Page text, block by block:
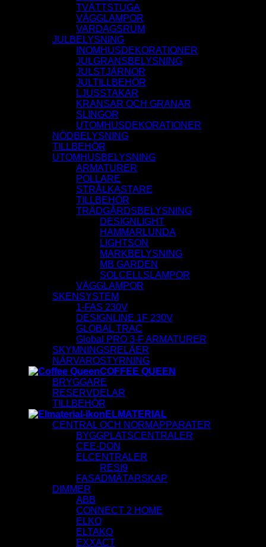
TVÄTTSTUGA
VÄGGLAMPOR
VARDAGSRUM
JULBELYSNING
INOMHUSDEKORATIONER
JULGRANSBELYSNING
JULSTJÄRNOR
JULTILLBEHÖR
LJUSSTAKAR
KRANSAR OCH GRANAR
SLINGOR
UTOMHUSDEKORATIONER
NÖDBELYSNING
TILLBEHÖR
UTOMHUSBELYSNING
ARMATURER
POLLARE
STRÅLKASTARE
TILLBEHÖR
TRÄDGÅRDSBELYSNING
DESIGNLIGHT
HAMMARLUNDA
LIGHTSON
MARKBELYSNING
MB GARDEN
SOLCELLSLAMPOR
VÄGGLAMPOR
SKENSYSTEM
1-FAS 230V
DESIGNLINE 1F 230V
GLOBAL TRAC
Global PRO 3-F ARMATURER
SKYMNINGSRELÄER
NÄRVAROSTYRNING
COFFEE QUEEN
BRYGGARE
RESERVDELAR
TILLBEHÖR
ELMATERIAL
CENTRAL OCH NORMAPPARATER
BYGGPLATSCENTRALER
CEE-DON
ELCENTRALER
RESI9
FASADMÄTARSKAP
DIMMER
ABB
CONNECT 2 HOME
ELKO
ELTAKO
EXXACT